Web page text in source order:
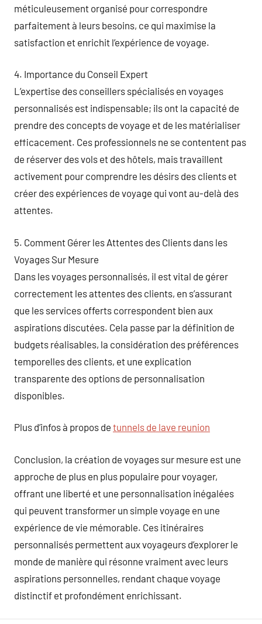
méticuleusement organisé pour correspondre
parfaitement à leurs besoins, ce qui maximise la
satisfaction et enrichit l’expérience de voyage.
4. Importance du Conseil Expert
L’expertise des conseillers spécialisés en voyages
personnalisés est indispensable; ils ont la capacité de
prendre des concepts de voyage et de les matérialiser
efficacement. Ces professionnels ne se contentent pas
de réserver des vols et des hôtels, mais travaillent
activement pour comprendre les désirs des clients et
créer des expériences de voyage qui vont au-delà des
attentes.
5. Comment Gérer les Attentes des Clients dans les
Voyages Sur Mesure
Dans les voyages personnalisés, il est vital de gérer
correctement les attentes des clients, en s’assurant
que les services offerts correspondent bien aux
aspirations discutées. Cela passe par la définition de
budgets réalisables, la considération des préférences
temporelles des clients, et une explication
transparente des options de personnalisation
disponibles.
Plus d’infos à propos de tunnels de lave reunion
Conclusion, la création de voyages sur mesure est une
approche de plus en plus populaire pour voyager,
offrant une liberté et une personnalisation inégalées
qui peuvent transformer un simple voyage en une
expérience de vie mémorable. Ces itinéraires
personnalisés permettent aux voyageurs d’explorer le
monde de manière qui résonne vraiment avec leurs
aspirations personnelles, rendant chaque voyage
distinctif et profondément enrichissant.